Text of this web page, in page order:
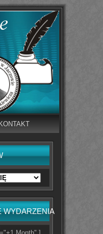
KONTAKT
WYDARZENIA